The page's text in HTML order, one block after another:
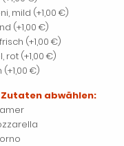
mild (+1,00 €)
(+1,00 €)
(+1,00 €)
rot(+1,00 €)
(+1,00 €)
abwählen: